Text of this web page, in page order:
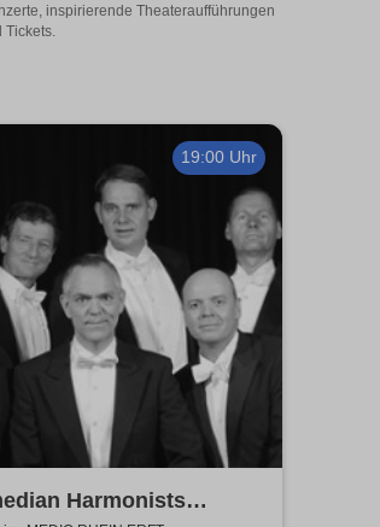
inspirierende Theateraufführungen
19:00 Uhr
Harmonists